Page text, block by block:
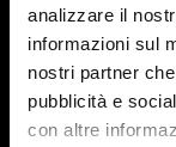
analizzare il
informazioni sul
nostri partner
pubblicità e
con altre